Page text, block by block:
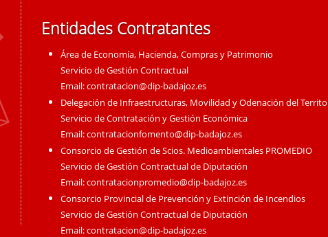
Entidades Contratantes
Área de Economía, Hacienda, Compras y Patrimonio
Servicio de Gestión Contractual
Email:contratacion@dip-badajoz.es
Delegación de Infraestructuras, Movilidad y Odenación del
Servicio de Contratación y Gestión Económica
Email:contratacionfomento@dip-badajoz.es
Consorcio de Gestión de Scios. Medioambientales PROMEDIO
Servicio de Gestión Contractual de Diputación
Email:contratacionpromedio@dip-badajoz.es
Consorcio Provincial de Prevención y Extinción de Incendios
Servicio de Gestión Contractual de Diputación
Email:contratacion@dip-badajoz.es